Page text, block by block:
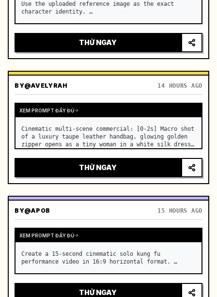
Use the uploaded reference image as the exact
character identity. …
THỬ NGAY
BY@AVELYRAH 14 HOURS AGO
XEM PROMPT ĐẦY ĐỦ
Cinematic multi-scene commercial: [0-2s] Macro shot
of a luxury taupe leather handbag, glowing golden
zipper opens as a tiny woman in a white silk dress
sparkles. …
THỬ NGAY
BY@APOB 15 HOURS AGO
XEM PROMPT ĐẦY ĐỦ
Create a 15-second cinematic solo kung fu
performance video in 16:9 horizontal format. …
THỬ NGAY